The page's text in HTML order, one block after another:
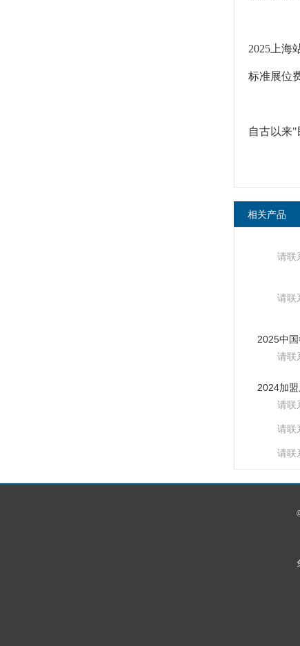
2025上海
标准展位
自古以来"
相关产品
请联
请联
请联
请联
请联
请联